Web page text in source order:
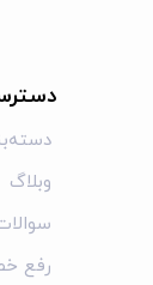
وبلاگ